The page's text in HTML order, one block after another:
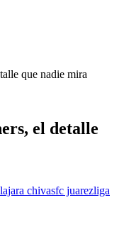
que nadie mira
el detalle
chivasfc juarezliga